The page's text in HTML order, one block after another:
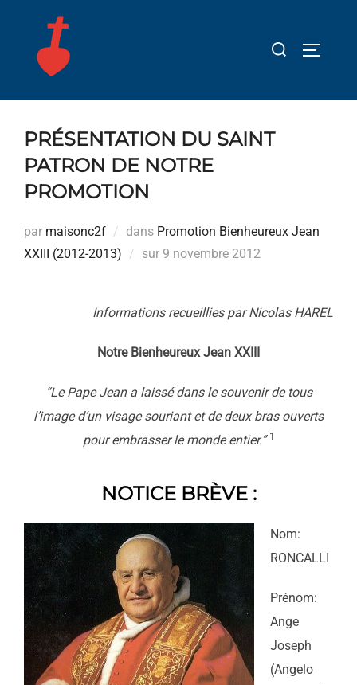
contenu
Rechercher :
PRÉSENTATION DU SAINT
PATRON DE NOTRE
PROMOTION
par maisonc2f dans Promotion Bienheureux Jean
XXIII (2012-2013)
sur Publié
9 novembre 2012
Informations recueillies par Nicolas HAREL
Notre Bienheureux Jean XXIII
“Le Pape Jean a laissé dans le souvenir de tous
l’image d’un visage souriant et de deux bras ouverts
pour embrasser le monde entier.” 1
NOTICE BRÈVE :
Nom:
RONCALLI
Prénom:
Ange
Joseph
(Angelo